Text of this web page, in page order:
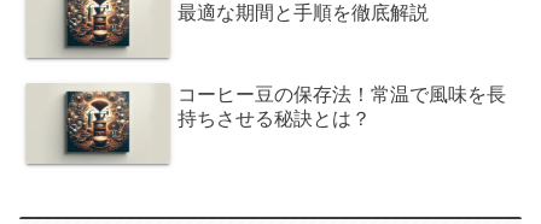
最適な期間と手順を徹底解説
コーヒー豆の保存法！常温で風味を長
持ちさせる秘訣とは？